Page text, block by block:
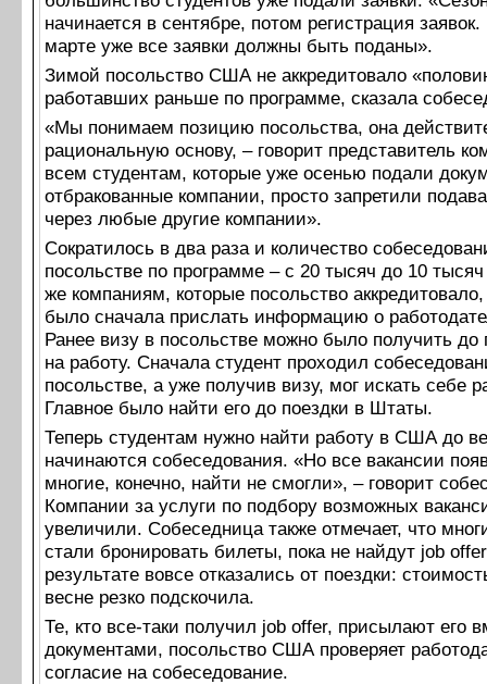
начинается в сентябре, потом регистрация
марте уже все заявки должны быть поданы».
Зимой посольство США не аккредитовало
работавших раньше по программе, сказала
«Мы понимаем позицию посольства, она
рациональную основу, – говорит представитель
всем студентам, которые уже осенью подали
отбракованные компании, просто запретили
через любые другие компании».
Сократилось в два раза и количество
посольстве по программе – с 20 тысяч до 10
же компаниям, которые посольство
было сначала прислать информацию о
Ранее визу в посольстве можно было получить до
на работу. Сначала студент проходил
посольстве, а уже получив визу, мог искать себе
Главное было найти его до поездки в Штаты.
Теперь студентам нужно найти работу в США до
начинаются собеседования. «Но все вакансии
многие, конечно, найти не смогли», – говорит
Компании за услуги по подбору возможных
увеличили. Собеседница также отмечает, что
стали бронировать билеты, пока не найдут job
результате вовсе отказались от поездки:
весне резко подскочила.
Те, кто все-таки получил job offer, присылают его
документами, посольство США проверяет
согласие на собеседование.